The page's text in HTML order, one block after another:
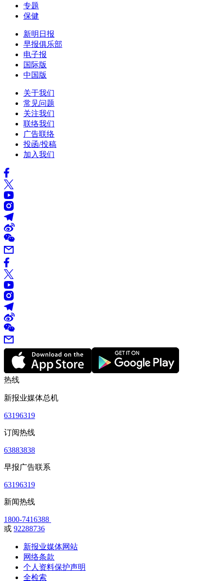
专题
保健
新明日报
早报俱乐部
电子报
国际版
中国版
关于我们
常见问题
关注我们
联络我们
广告联络
投函/投稿
加入我们
热线
新报业媒体总机
63196319
订阅热线
63883838
早报广告联系
63196319
新闻热线
1800-7416388
或 92288736
新报业媒体网站
网络条款
个人资料保护声明
全检索